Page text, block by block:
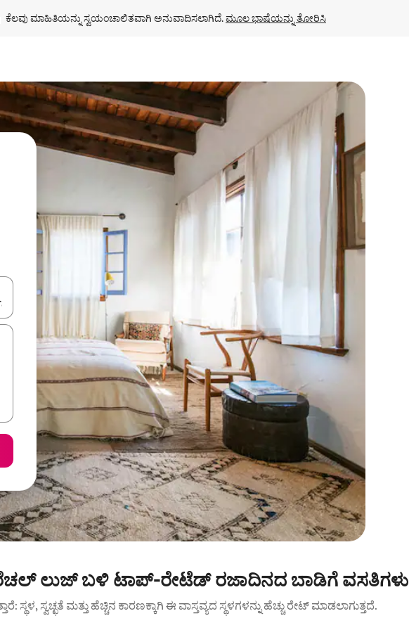
ಕೆಲವು ಮಾಹಿತಿಯನ್ನು ಸ್ವಯಂಚಾಲಿತವಾಗಿ ಅನುವಾದಿಸಲಾಗಿದೆ. ಮೂಲ ಭಾಷೆಯನ್ನು ತೋರಿಸಿ
ನ್ಯಾವಿಗೇಟ್ ಮಾಡಿ ಅಥವಾ ಸ್ಪರ್ಶ ಅಥವಾ ಸ್ವೈಪ್ ಗೆಸ್ಚರ್‌ಗಳ ಮೂಲಕ ಅನ್ವೇಷಿಸಿ.
ಲುಜ್ ಬಳಿ ಟಾಪ್-ರೇಟೆಡ್ ರಜಾದಿನದ ಬಾಡಿಗೆ ವಸತಿಗಳು
ಸ್ಥಳ, ಸ್ವಚ್ಛತೆ ಮತ್ತು ಹೆಚ್ಚಿನ ಕಾರಣಕ್ಕಾಗಿ ಈ ವಾಸ್ತವ್ಯದ ಸ್ಥಳಗಳನ್ನು ಹೆಚ್ಚು ರೇಟ್ ಮಾಡಲಾಗುತ್ತದೆ.